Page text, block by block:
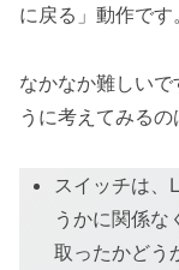
に戻る」動作です。
なかなか難しい
うに考えてみる
スイッチは、
うかに関係な
取ったかどう